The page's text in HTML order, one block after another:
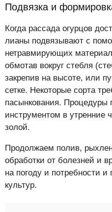
Подвязка и
Когда рассада огурцов
лианы подвязывают с
нетравмирующих
обмотав вокруг стебля
закрепив на высоте, или
сетке. Некоторые сорта
пасынкования.
инструментом в утренние
золой.
Продолжаем полив,
обработки от болезней и
на погоду и потребности и
культур.